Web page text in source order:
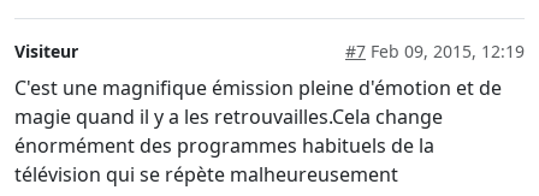
Visiteur #7 Feb 09, 2015, 12:19
C'est une magnifique émission pleine d'émotion et de
magie quand il y a les retrouvailles.Cela change
énormément des programmes habituels de la
télévision qui se répète malheureusement